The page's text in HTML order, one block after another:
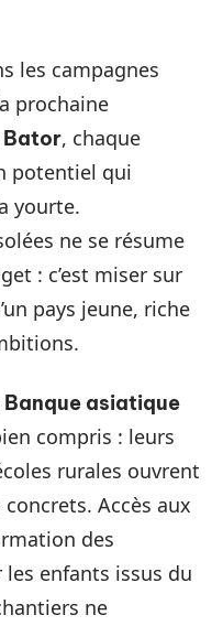
les campagnes
prochaine
Bator, chaque
potentiel qui
yourte.
ne se résume
: c’est miser sur
pays jeune, riche
Banque asiatique
compris : leurs
rurales ouvrent
Accès aux
des
enfants issus du
ne